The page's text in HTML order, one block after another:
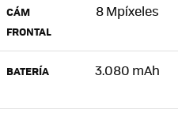
CÁM
FRONTAL
8 Mpíxeles
BATERÍA 3.080 mAh